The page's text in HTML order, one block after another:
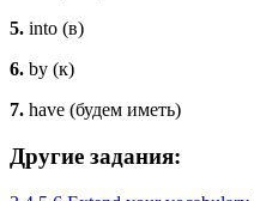
5. into (в)
6. by (к)
7. have (будем иметь)
Другие задания: